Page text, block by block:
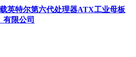
英特尔第六代处理器ATX工业母板
有限公司